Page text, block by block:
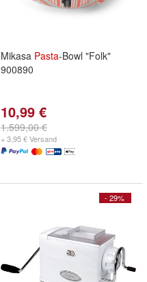
Mikasa Pasta-Bowl "Folk"
900890
10,99 €
1.599,00 €
+ 3,95 € Versand
- 29%